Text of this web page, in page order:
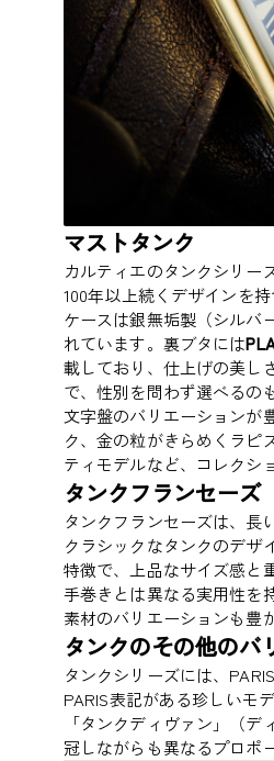
マストタンク
カルティエのタンクシリー
100年以上続くデザインを
ケースは銀無垢製（シルバ
れています。裏ブタには
載しており、仕上げの美し
で、性別を問わず選べるの
文字盤のバリエーションが
ク、金の粒がきらめくラピ
ティモデルなど、コレクシ
タンクフランセーズ
タンクフランセーズは、長
クラシックなタンクのデザ
特徴で、上品なサイズ感と
手巻きとは異なる実用性を
素材のバリエーションも豊
タンクのその他のバ
タンクシリーズには、
PARIS表記がある珍しいモ
「タンクディヴァン」（
冠しながらも異なるプロポ